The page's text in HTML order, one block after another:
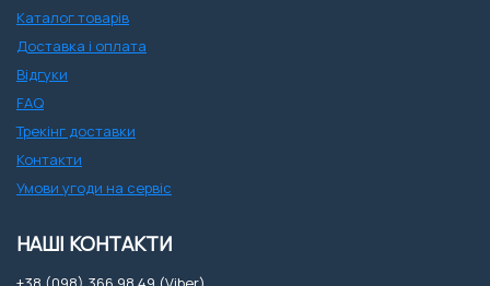
Каталог товарів
Доставка і оплата
Відгуки
FAQ
Трекінг доставки
Контакти
Умови угоди на сервіс
НАШІ КОНТАКТИ